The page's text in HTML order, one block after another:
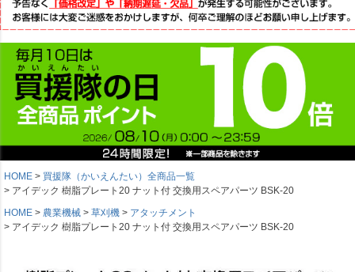
HOME
買援隊（かいえんたい）全商品一覧
アイデック 樹脂プレート20 ナット付 交換用スペアパーツ BSK-20
HOME
農業機械 草刈機
アタッチメント
アイデック 樹脂プレート20 ナット付 交換用スペアパーツ BSK-20